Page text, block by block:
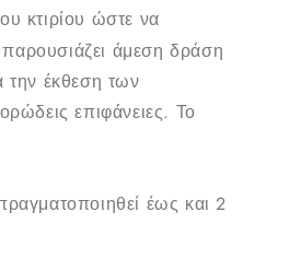
κτιρίου ώστε να
άμεση δράση
την έκθεση των
επιφάνειες. Το
έως και 2